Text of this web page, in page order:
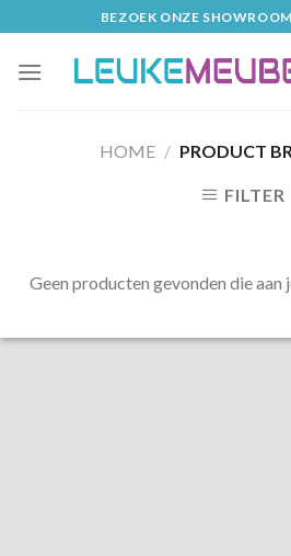
to
content
BEZOEK ONZE
HOME / PRODUCT
FILTER
Geen producten gevonden die